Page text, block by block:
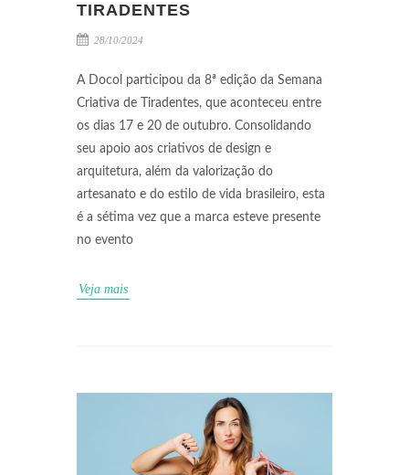
TIRADENTES
28/10/2024
A Docol participou da 8ª edição da Semana
Criativa de Tiradentes, que aconteceu entre
os dias 17 e 20 de outubro. Consolidando
seu apoio aos criativos de design e
arquitetura, além da valorização do
artesanato e do estilo de vida brasileiro, esta
é a sétima vez que a marca esteve presente
no evento
Veja mais